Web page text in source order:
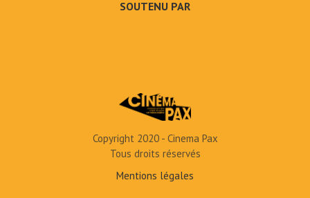
SOUTENU PAR
Copyright 2020 - Cinema Pax
Tous droits réservés
Mentions légales